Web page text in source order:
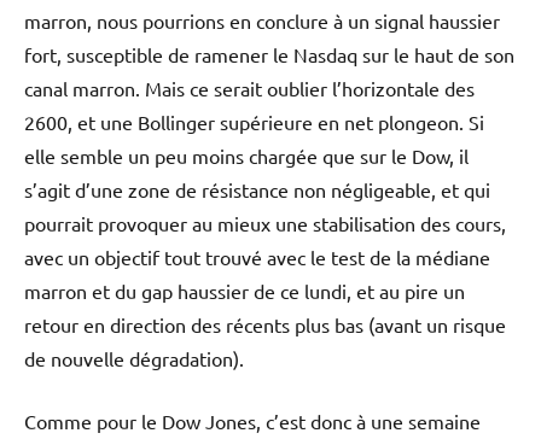
marron, nous pourrions en conclure à un signal haussier
fort, susceptible de ramener le Nasdaq sur le haut de son
canal marron. Mais ce serait oublier l’horizontale des
2600, et une Bollinger supérieure en net plongeon. Si
elle semble un peu moins chargée que sur le Dow, il
s’agit d’une zone de résistance non négligeable, et qui
pourrait provoquer au mieux une stabilisation des cours,
avec un objectif tout trouvé avec le test de la médiane
marron et du gap haussier de ce lundi, et au pire un
retour en direction des récents plus bas (avant un risque
de nouvelle dégradation).
Comme pour le Dow Jones, c’est donc à une semaine